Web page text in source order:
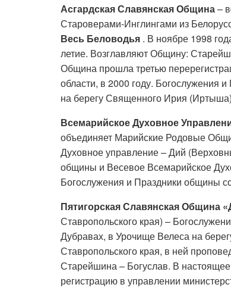
Асгардская Славянская Община–
Староверами-Инглингами из
Весь Беловодья . В ноябре 1998
летие. Возглавляют Общину:
Община прошла третью
области, в 2000 году.
на берегу Священного Ирия
Всемарийское Духовное
объединяет Марийские Родовые
Духовное управление – Дий
общины и Весевое Всемарийское
Богослужения и Праздники общины
Пятигорская Славянская Община
Ставропольского края) –
Дубравах, в Урочище Велеса на
Ставропольского края, в ней
Старейшина – Богуслав. В
регистрацию в управлении